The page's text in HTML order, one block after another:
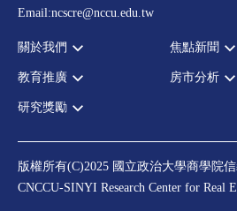
Email:ncscre@nccu.edu.tw
關於我們
宗旨願景
設置辦法
指導委員
中心成員
聯絡我們
焦點新聞
全部新聞
法律新訊
教育推廣
全部活動
理財規劃講座
不動產學程支援
房市分析
研究獎勵
住宅學會論文獎支援
都市計劃學會論文獎支援
版權所有(C)2025 國立政治大學商學院
CNCCU-SINYI Research Center for Real